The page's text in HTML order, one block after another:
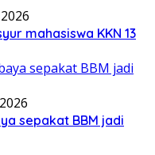
mahasiswa KKN 13
sepakat BBM jadi